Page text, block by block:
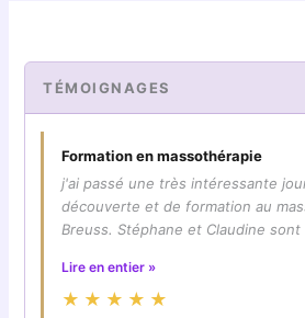
TÉMOIGNAGES
Formation en massothérapie
j'ai passé une très intéressante
découverte et de formation au
Breuss. Stéphane et Claudine
Lire en entier »
★★★★★